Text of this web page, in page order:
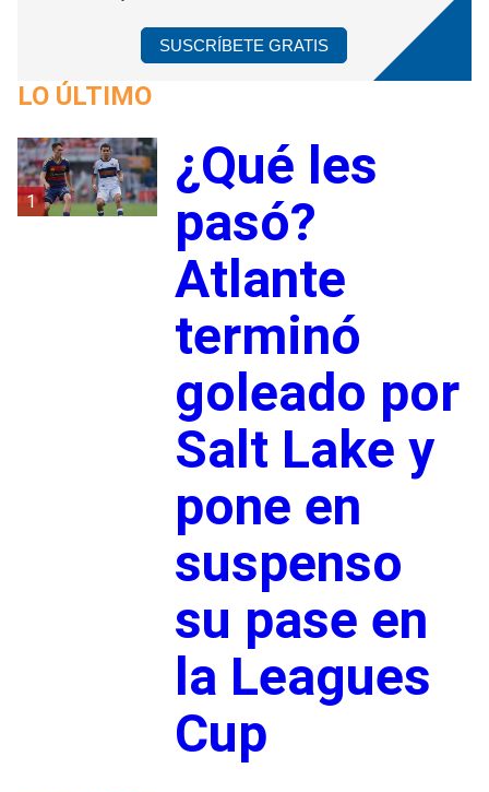
SUSCRÍBETE GRATIS
LO ÚLTIMO
1
¿Qué les
pasó?
Atlante
terminó
goleado por
Salt Lake y
pone en
suspenso
su pase en
la Leagues
Cup